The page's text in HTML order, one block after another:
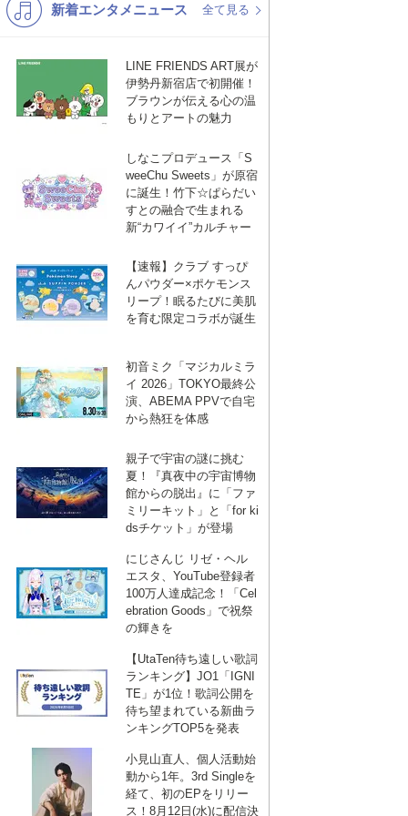
K-POP バンド
ディズニー
新着エンタメニュース 全て見る
LINE FRIENDS ART展が
伊勢丹新宿店で初開催！
ブラウンが伝える心の温
もりとアートの魅力
しなこプロデュース「S
weeChu Sweets」が原宿
に誕生！竹下☆ぱらだい
すとの融合で生まれる
新“カワイイ”カルチャー
【速報】クラブ すっぴ
んパウダー×ポケモンス
リープ！眠るたびに美肌
を育む限定コラボが誕生
初音ミク「マジカルミラ
イ 2026」TOKYO最終公
演、ABEMA PPVで自宅
から熱狂を体感
親子で宇宙の謎に挑む
夏！『真夜中の宇宙博物
館からの脱出』に「ファ
ミリーキット」と「for ki
dsチケット」が登場
にじさんじ リゼ・ヘル
エスタ、YouTube登録者
100万人達成記念！「Cel
ebration Goods」で祝祭
の輝きを
【UtaTen待ち遠しい歌詞
ランキング】JO1「IGNI
TE」が1位！歌詞公開を
待ち望まれている新曲ラ
ンキングTOP5を発表
小見山直人、個人活動始
動から1年。3rd Singleを
経て、初のEPをリリー
ス！8月12日(水)に配信決